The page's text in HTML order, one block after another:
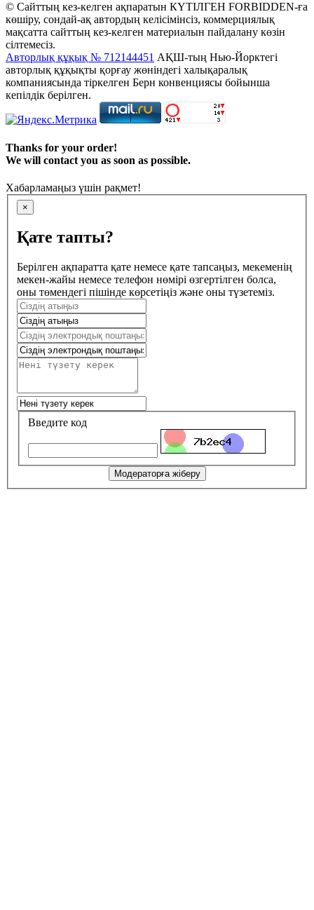
© Сайттың кез-келген ақпаратын КҮТІЛГЕН FORBIDDEN-ға
көшіру, сондай-ақ автордың келісімінсіз, коммерциялық
мақсатта сайттың кез-келген материалын пайдалану көзін
сілтемесіз.
Авторлық құқық № 712144451 АҚШ-тың Нью-Йорктегі
авторлық құқықты қорғау жөніндегі халықаралық
компаниясында тіркелген Берн конвенциясы бойынша
кепілдік берілген.
Thanks for your order!
We will contact you as soon as possible.
Хабарламаңыз үшін рақмет!
×
Қате тапты?
Берілген ақпаратта қате немесе қате тапсаңыз, мекеменің
мекен-жайы немесе телефон нөмірі өзгертілген болса,
оны төмендегі пішінде көрсетіңіз және оны түзетеміз.
Введите код
Модераторға жіберу